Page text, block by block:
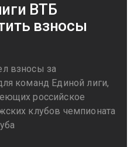
ВТБ
взносы
взносы за
команд Единой лиги,
российское
клубов чемпионата